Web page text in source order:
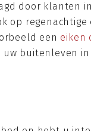
door klanten
op
een eiken
buitenleven